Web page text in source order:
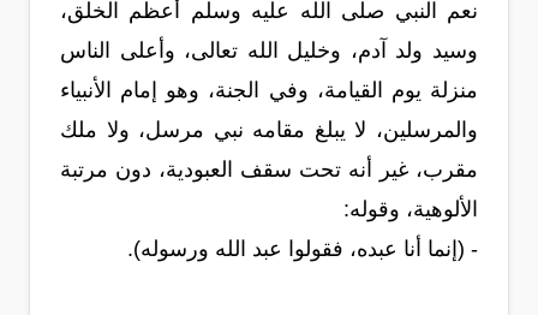
نعم النبي صلى الله عليه وسلم أعظم الخلق،
وسيد ولد آدم، وخليل الله تعالى، وأعلى الناس
منزلة يوم القيامة، وفي الجنة، وهو إمام الأنبياء
والمرسلين، لا يبلغ مقامه نبي مرسل، ولا ملك
مقرب، غير أنه تحت سقف العبودية، دون مرتبة
الألوهية، وقوله:
- (إنما أنا عبده، فقولوا عبد الله ورسوله).